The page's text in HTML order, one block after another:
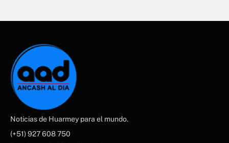
Noticias de Huarmey para el mundo.
(+51) 927 608 750